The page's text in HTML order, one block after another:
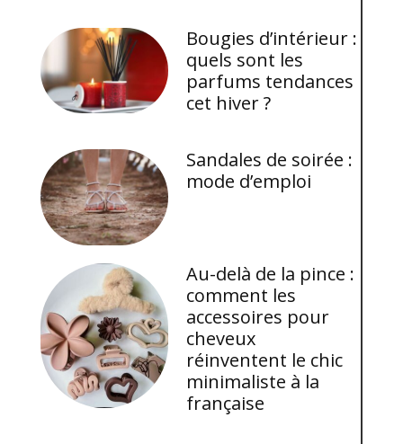
Bougies d’intérieur :
quels sont les
parfums tendances
cet hiver ?
Sandales de soirée :
mode d’emploi
Au-delà de la pince :
comment les
accessoires pour
cheveux
réinventent le chic
minimaliste à la
française